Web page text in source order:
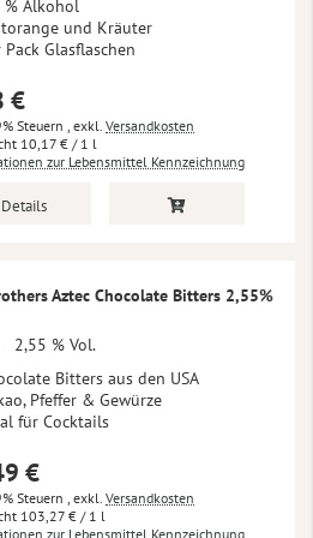
% Alkohol
und Kräuter
Pack Glasflaschen
€
Steuern exkl. Versandkosten
10,17 € / 1 l
zur Lebensmittel Kennzeichnung
Details
Aztec Chocolate Bitters 2,55%
2,55 % Vol.
Bitters aus den USA
Pfeffer & Gewürze
für Cocktails
€
Steuern exkl. Versandkosten
103,27 € / 1 l
zur Lebensmittel Kennzeichnung